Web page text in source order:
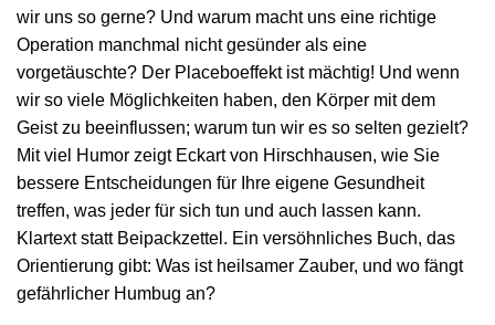
wir uns so gerne? Und warum macht uns eine richtige
Operation manchmal nicht gesünder als eine
vorgetäuschte? Der Placeboeffekt ist mächtig! Und wenn
wir so viele Möglichkeiten haben, den Körper mit dem
Geist zu beeinflussen; warum tun wir es so selten gezielt?
Mit viel Humor zeigt Eckart von Hirschhausen, wie Sie
bessere Entscheidungen für Ihre eigene Gesundheit
treffen, was jeder für sich tun und auch lassen kann.
Klartext statt Beipackzettel. Ein versöhnliches Buch, das
Orientierung gibt: Was ist heilsamer Zauber, und wo fängt
gefährlicher Humbug an?